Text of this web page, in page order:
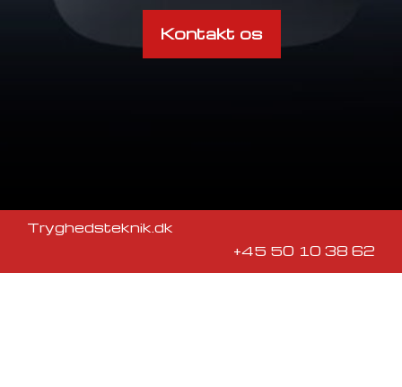
Kontakt os
Tryghedsteknik.dk
+45 50 10 38 62